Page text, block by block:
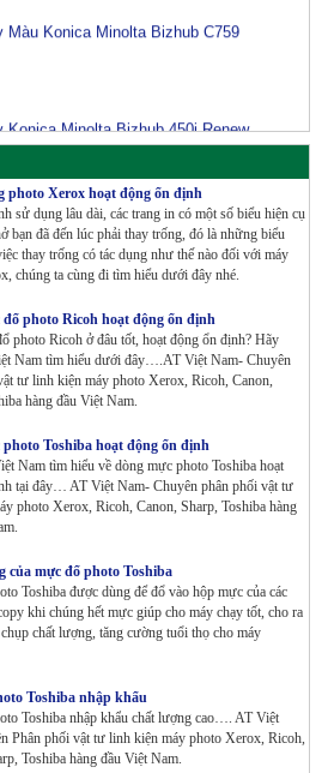
màu Toshiba E-Studio 3515AC Renew
Minolta Bizhub 360i Renew
Toshiba E-Studio 4515AC Renew
Toshiba E-Studio 5015AC Renew
MINOLTA Bizhub 367 Renew
Minolta Bizhub C1085 | 6085 |
4 màu _ Trọng lượng 1645g ZIN
photo Xerox hoạt động ổn định
sử dụng lâu dài, các trang in có một số biểu hiện cụ
bạn đã đến lúc phải thay trống, đó là những biểu
thay trống có tác dụng như thế nào đối với máy
chúng ta cùng đi tìm hiểu dưới đây nhé.
đổ photo Ricoh hoạt động ổn định
photo Ricoh ở đâu tốt, hoạt động ổn định? Hãy
Nam tìm hiểu dưới đây….AT Việt Nam- Chuyên
tư linh kiện máy photo Xerox, Ricoh, Canon,
hàng đầu Việt Nam.
photo Toshiba hoạt động ổn định
Nam tìm hiểu về dòng mực photo Toshiba hoạt
tại đây… AT Việt Nam- Chuyên phân phối vật tư
photo Xerox, Ricoh, Canon, Sharp, Toshiba hàng
của mực đổ photo Toshiba
Toshiba được dùng để đổ vào hộp mực của các
khi chúng hết mực giúp cho máy chạy tốt, cho ra
chất lượng, tăng cường tuổi thọ cho máy
Toshiba nhập khẩu
Toshiba nhập khẩu chất lượng cao…. AT Việt
Phân phối vật tư linh kiện máy photo Xerox, Ricoh,
Toshiba hàng đầu Việt Nam.